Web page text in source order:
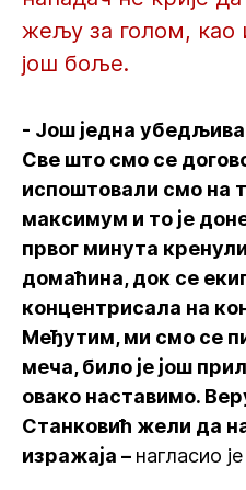
жељу за голом, као
још боље.
- Још једна
Све што смо се
испоштовали смо на
максимум и то је
првог минута
домаћина, док се
концентрисала на
Међутим, ми смо се
меча, било је још
овако наставимо.
Станковић жели да
изражаја – нагласио